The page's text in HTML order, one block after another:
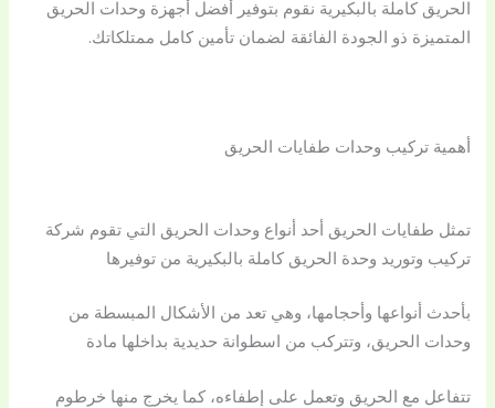
الحريق كاملة بالبكيرية نقوم بتوفير أفضل أجهزة وحدات الحريق
المتميزة ذو الجودة الفائقة لضمان تأمين كامل ممتلكاتك.
أهمية تركيب وحدات طفايات الحريق
تمثل طفايات الحريق أحد أنواع وحدات الحريق التي تقوم شركة
تركيب وتوريد وحدة الحريق كاملة بالبكيرية من توفيرها
بأحدث أنواعها وأحجامها، وهي تعد من الأشكال المبسطة من
وحدات الحريق، وتتركب من اسطوانة حديدية بداخلها مادة
تتفاعل مع الحريق وتعمل على إطفاءه، كما يخرج منها خرطوم